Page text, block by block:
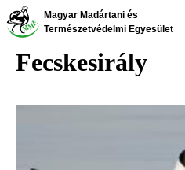
Ugrás
Magyar Madártani és
Természetvédelmi Egyesület
Fecskesirály